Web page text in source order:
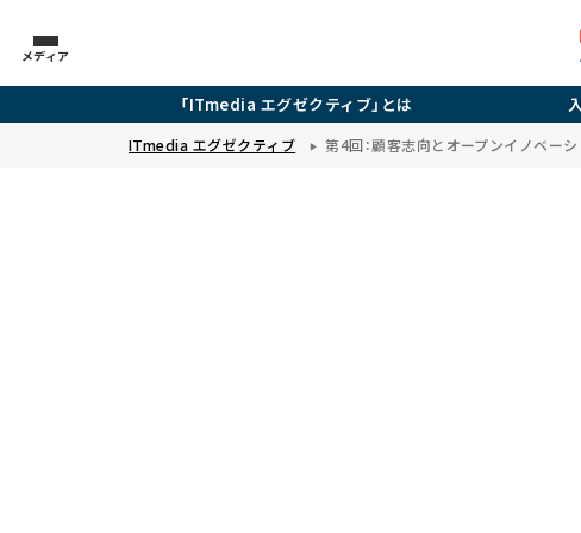
メディア
「ITmedia エグゼクティブ」とは
ITmedia エグゼクティブ 第4回：顧客志向とオープンイノベ